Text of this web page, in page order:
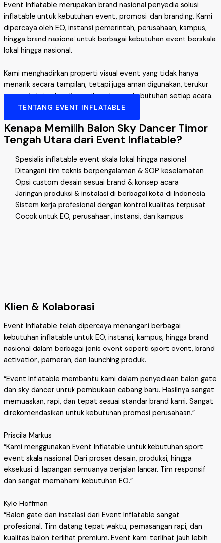
Event Inflatable merupakan brand nasional penyedia solusi
inflatable untuk kebutuhan event, promosi, dan branding. Kami
dipercaya oleh EO, instansi pemerintah, perusahaan, kampus,
hingga brand nasional untuk berbagai kebutuhan event berskala
lokal hingga nasional.
Kami menghadirkan properti visual event yang tidak hanya
menarik secara tampilan, tetapi juga aman digunakan, terukur
secara teknis, dan disesuaikan dengan kebutuhan setiap acara.
TENTANG EVENT INFLATABLE
Kenapa Memilih Balon Sky Dancer Timor
Tengah Utara dari Event Inflatable?
Spesialis inflatable event skala lokal hingga nasional
Ditangani tim teknis berpengalaman & SOP keselamatan
Opsi custom desain sesuai brand & konsep acara
Jaringan produksi & instalasi di berbagai kota di Indonesia
Sistem kerja profesional dengan kontrol kualitas terpusat
Cocok untuk EO, perusahaan, instansi, dan kampus
Klien & Kolaborasi
Event Inflatable telah dipercaya menangani berbagai
kebutuhan inflatable untuk EO, instansi, kampus, hingga brand
nasional dalam berbagai jenis event seperti sport event, brand
activation, pameran, dan launching produk.
“Event Inflatable membantu kami dalam penyediaan balon gate
dan sky dancer untuk pembukaan cabang baru. Hasilnya sangat
memuaskan, rapi, dan tepat sesuai standar brand kami. Sangat
direkomendasikan untuk kebutuhan promosi perusahaan.”
Priscila Markus
“Kami menggunakan Event Inflatable untuk kebutuhan sport
event skala nasional. Dari proses desain, produksi, hingga
eksekusi di lapangan semuanya berjalan lancar. Tim responsif
dan sangat memahami kebutuhan EO.”
Kyle Hoffman
“Balon gate dan instalasi dari Event Inflatable sangat
profesional. Tim datang tepat waktu, pemasangan rapi, dan
kualitas balon terlihat premium. Event kami terlihat jauh lebih